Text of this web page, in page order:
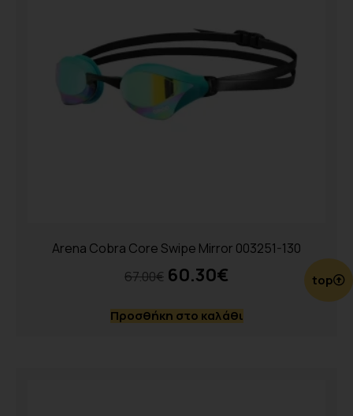
Arena Cobra Core Swipe Mirror 003251-130
67.00€ 60.30€
Προσθήκη στο καλάθι
top